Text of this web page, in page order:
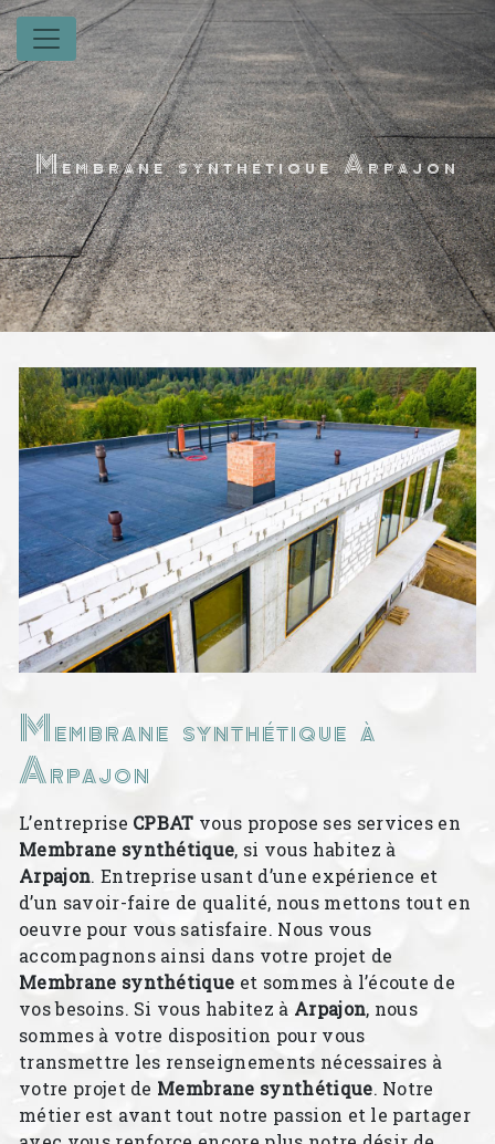
Panneau de gestion des cookies
Membrane synthétique Arpajon
Membrane synthétique à
Arpajon
L’entreprise CPBAT vous propose ses services en
Membrane synthétique, si vous habitez à
Arpajon. Entreprise usant d’une expérience et
d’un savoir-faire de qualité, nous mettons tout en
oeuvre pour vous satisfaire. Nous vous
accompagnons ainsi dans votre projet de
Membrane synthétique et sommes à l’écoute de
vos besoins. Si vous habitez à Arpajon, nous
sommes à votre disposition pour vous
transmettre les renseignements nécessaires à
votre projet de Membrane synthétique. Notre
métier est avant tout notre passion et le partager